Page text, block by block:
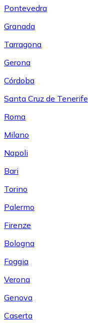
Pontevedra
Granada
Tarragona
Gerona
Córdoba
Santa Cruz de Tenerife
Roma
Milano
Napoli
Bari
Torino
Palermo
Firenze
Bologna
Foggia
Verona
Genova
Caserta